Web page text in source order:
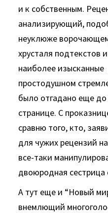
и к собственным.
анализирующий,
неуклюже
хрусталя
наиболее
простодушном
было отгадано еще до
странице. С
сравню того, кто,
для чужих рецензий
все-таки
двоюродная сестрица
А тут еще и “Новый
внемлющий